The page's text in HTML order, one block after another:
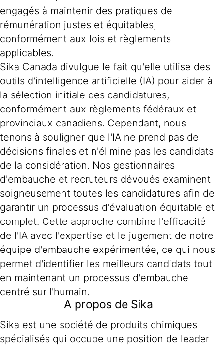
engagés à maintenir des pratiques de
rémunération justes et équitables,
conformément aux lois et règlements
applicables.
Sika Canada divulgue le fait qu'elle utilise des
outils d'intelligence artificielle (IA) pour aider à
la sélection initiale des candidatures,
conformément aux règlements fédéraux et
provinciaux canadiens. Cependant, nous
tenons à souligner que l'IA ne prend pas de
décisions finales et n'élimine pas les candidats
de la considération. Nos gestionnaires
d'embauche et recruteurs dévoués examinent
soigneusement toutes les candidatures afin de
garantir un processus d'évaluation équitable et
complet. Cette approche combine l'efficacité
de l'IA avec l'expertise et le jugement de notre
équipe d'embauche expérimentée, ce qui nous
permet d'identifier les meilleurs candidats tout
en maintenant un processus d'embauche
centré sur l'humain.
A propos de Sika
Sika est une société de produits chimiques
spécialisés qui occupe une position de leader